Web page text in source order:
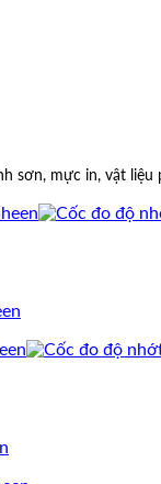
sơn, mực in, vật